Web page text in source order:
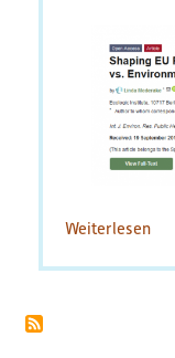
Weiterlesenüber
EU